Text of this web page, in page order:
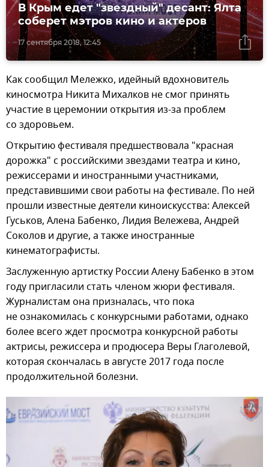
17 сентября 2018, 12:45
В Крым едет "звездный" десант: Ялта
соберет мэтров кино и актеров
Как сообщил Мележко, идейный вдохновитель
киносмотра Никита Михалков не смог принять
участие в церемонии открытия из-за проблем
со здоровьем.
Открытию фестиваля предшествовала "красная
дорожка" с российскими звездами театра и кино,
режиссерами и иностранными участниками,
представившими свои работы на фестивале. По ней
прошли известные деятели киноискусства: Алексей
Гуськов, Алена Бабенко, Лидия Вележева, Андрей
Соколов и другие, а также иностранные
кинематографисты.
Заслуженную артистку России Алену Бабенко в этом
году пригласили стать членом жюри фестиваля.
Журналистам она призналась, что пока
не ознакомилась с конкурсными работами, однако
более всего ждет просмотра конкурсной работы
актрисы, режиссера и продюсера Веры Глаголевой,
которая скончалась в августе 2017 года после
продолжительной болезни.